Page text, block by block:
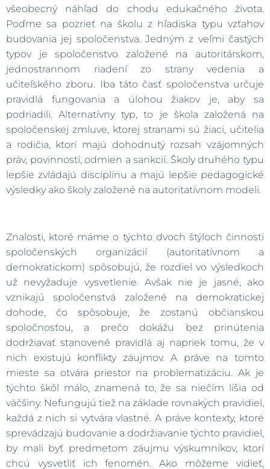
všeobecný náhľad do chodu edukačného života.
Poďme sa pozrieť na školu z hľadiska typu vzťahov
budovania jej spoločenstva. Jedným z veľmi častých
typov je spoločenstvo založené na autoritárskom,
jednostrannom riadení zo strany vedenia a
učiteľského zboru. Iba táto časť spoločenstva určuje
pravidlá fungovania a úlohou žiakov je, aby sa
podriadili. Alternatívny typ, to je škola založená na
spoločenskej zmluve, ktorej stranami sú žiaci, učitelia
a rodičia, ktorí majú dohodnutý rozsah vzájomných
práv, povinností, odmien a sankcií. Školy druhého typu
lepšie zvládajú disciplínu a majú lepšie pedagogické
výsledky ako školy založené na autoritatívnom modeli.
Znalosti, ktoré máme o týchto dvoch štýloch činnosti
spoločenských organizácií (autoritatívnom a
demokratickom) spôsobujú, že rozdiel vo výsledkoch
už nevyžaduje vysvetlenie. Avšak nie je jasné, ako
vznikajú spoločenstvá založené na demokratickej
dohode, čo spôsobuje, že zostanú občianskou
spoločnosťou, a prečo dokážu bez prinútenia
dodržiavať stanovené pravidlá aj napriek tomu, že v
nich existujú konflikty záujmov. A práve na tomto
mieste sa otvára priestor na problematizáciu. Ak je
týchto škôl málo, znamená to, že sa niečím líšia od
väčšiny. Nefungujú tiež na základe rovnakých pravidiel,
každá z nich si vytvára vlastné. A práve kontexty, ktoré
sprevádzajú budovanie a dodržiavanie týchto pravidiel,
by mali byť predmetom záujmu výskumníkov, ktorí
chcú vysvetliť ich fenomén. Ako môžeme vidieť,